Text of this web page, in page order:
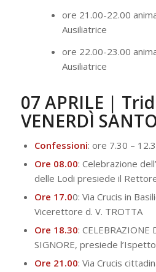
ore 21.00-22.00
Ausiliatrice
ore 22.00-23.00
Ausiliatrice
07 APRILE |
VENERDÌ
Confessioni: ore 7.30 –
Ore 08.00: Celebrazione
delle Lodi presiede il
Ore 17.00: Via Crucis in
Vicerettore d. V. TROTTA
Ore 18.30: CELEBRAZIONE
SIGNORE, presiede
Ore 21.00: Via Crucis